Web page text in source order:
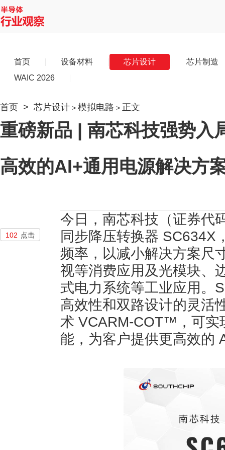
首页 设备材料 芯片设计
芯片制造
WAIC 2026
首页 > 芯片设计 > 模拟电路 > 正文
重磅新品 | 南芯科技强势入
高效的AI+通用电源解决方
102 点击
今日，南芯科技（证券代
同步降压转换器 SC634X
频率，以减小解决方案尺
视等消费应用及光模块、
式电力系统等工业应用。
高效性和双路设计的灵活
术 VCARM-COT™，可实
能，为客户提供更高效的